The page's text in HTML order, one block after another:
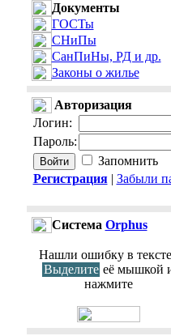
Документы
ГОСТы
СНиПы
СанПиНы, РД и др.
Законы о жилье
Авторизация
Логин:
Пароль:
Запомнить
Регистрация| Забыли
Cистема Orphus
Нашли ошибку в
Выделите её мышкой
нажмите